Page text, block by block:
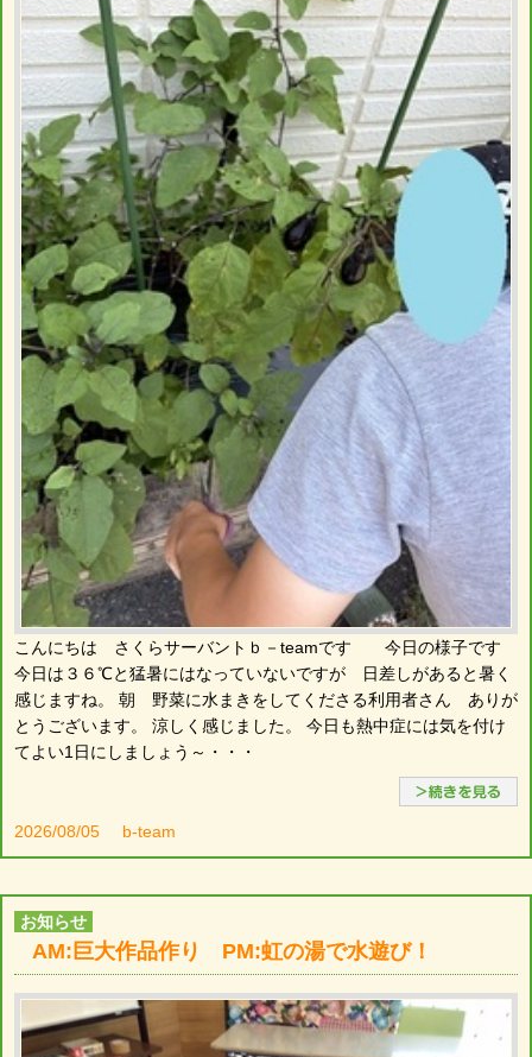
こんにちは さくらサーバントｂ－teamです 今日の様子です
今日は３６℃と猛暑にはなっていないですが 日差しがあると暑く
感じますね。 朝 野菜に水まきをしてくださる利用者さん ありが
とうございます。 涼しく感じました。 今日も熱中症には気を付け
てよい1日にしましょう～・・・
2026/08/05 b-team
お知らせ
AM:巨大作品作り PM:虹の湯で水遊び！